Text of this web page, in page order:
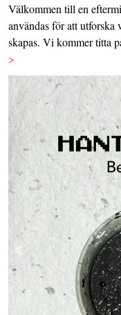
Välkommen till en
användas för att utforska
skapas. Vi kommer titta
>